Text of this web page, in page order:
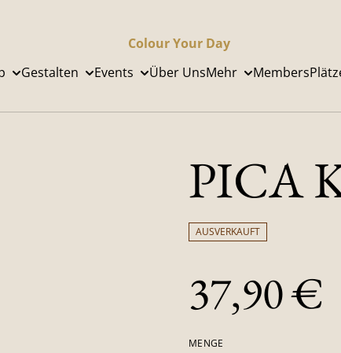
Colour Your Day
Gestalten Events Über UnsMehr Members
PICA
AUSVERKAUFT
37,90 €
MENGE